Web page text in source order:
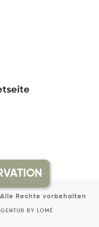
Alle Rechte vorbehalten
BY LOMÉ